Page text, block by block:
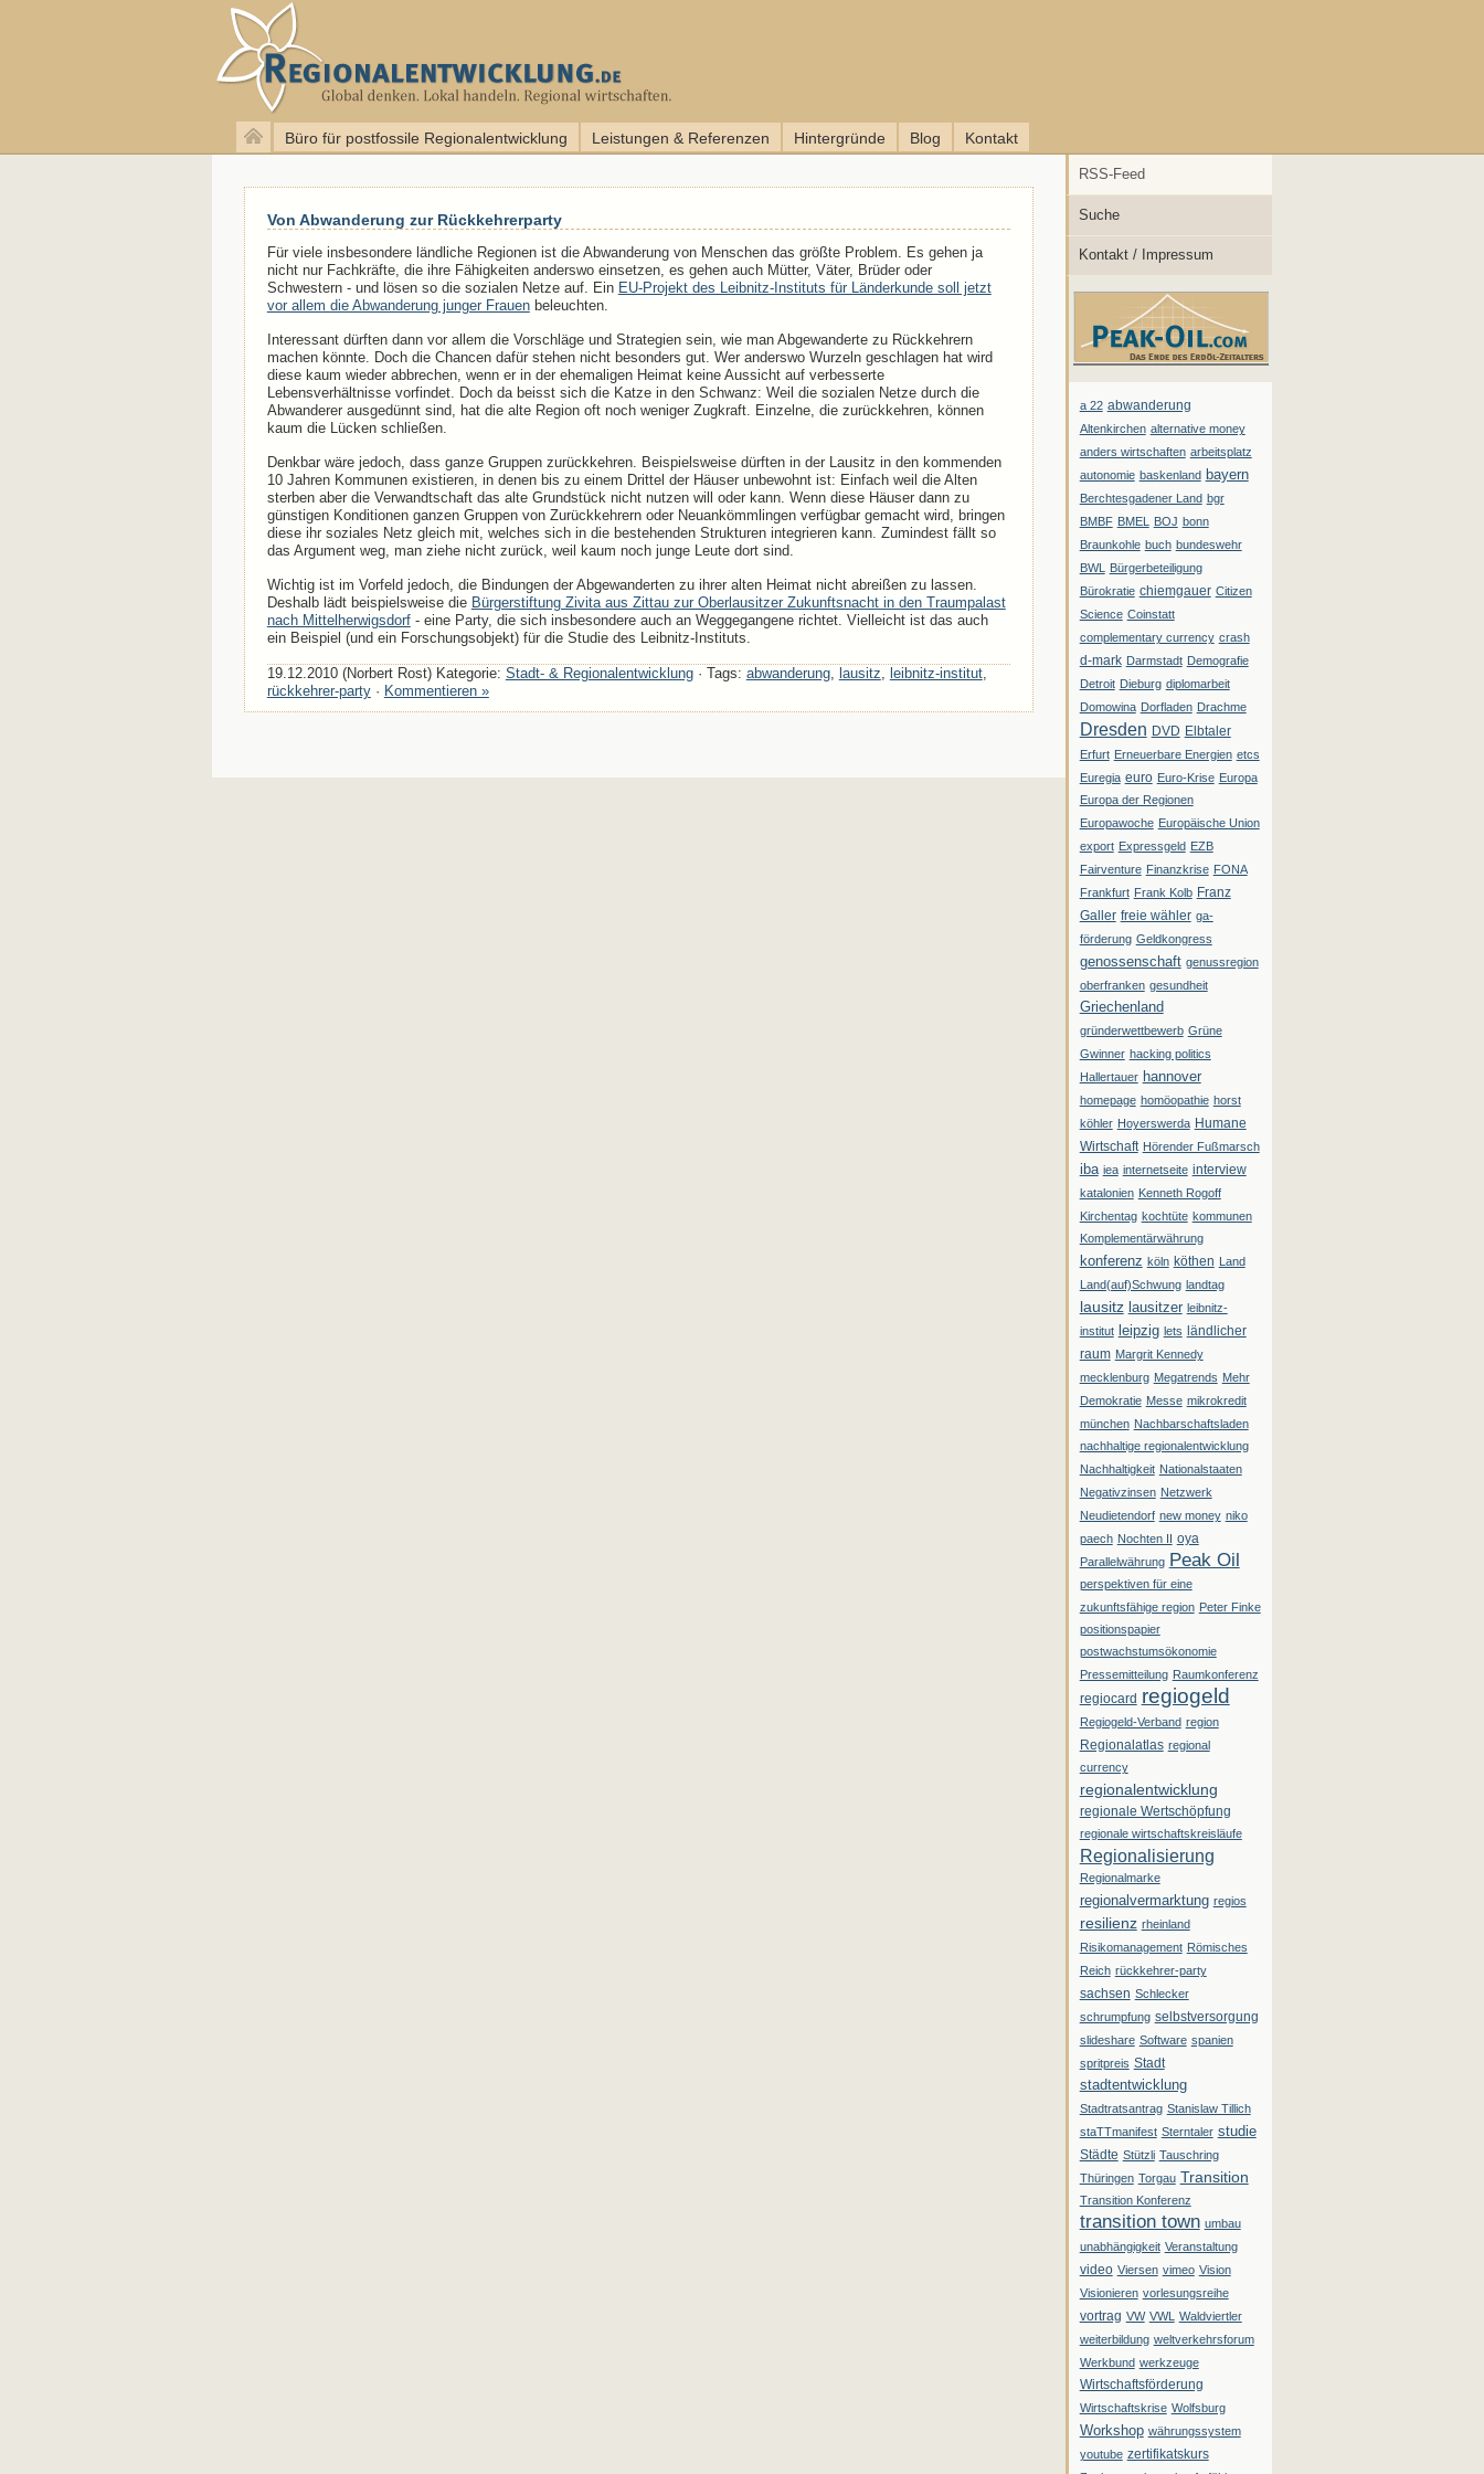
Büro für postfossile Regionalentwicklung Leistungen & Referenzen Hintergründe Blog Kontakt
RSS-Feed
Suche
Kontakt / Impressum
a 22 abwanderung
Altenkirchen alternative money
anders wirtschaften arbeitsplatz
autonomie baskenland bayern
Berchtesgadener Land bgr
BMBF BMEL BOJ bonn
Braunkohle buch bundeswehr
BWL Bürgerbeteiligung
Bürokratie chiemgauer Citizen
Science Coinstatt
complementary currency crash
d-mark Darmstadt Demografie
Detroit Dieburg diplomarbeit
Domowina Dorfladen Drachme
Dresden DVD Elbtaler
Erfurt Erneuerbare Energien etcs
Euregia euro Euro-Krise Europa
Europa der Regionen
Europawoche Europäische Union
export Expressgeld EZB
Fairventure Finanzkrise FONA
Frankfurt Frank Kolb Franz
Galler freie wähler ga-
förderung Geldkongress
genossenschaft genussregion
oberfranken gesundheit
Griechenland
gründerwettbewerb Grüne
Gwinner hacking politics
Hallertauer hannover
homepage homöopathie horst
köhler Hoyerswerda Humane
Wirtschaft Hörender Fußmarsch
iba iea internetseite interview
katalonien Kenneth Rogoff
Kirchentag kochtüte kommunen
Komplementärwährung
konferenz köln köthen Land
Land(auf)Schwung landtag
lausitz lausitzer leibnitz-
institut
leipzig lets
ländlicher
raum Margrit Kennedy
mecklenburg Megatrends Mehr
Demokratie Messe mikrokredit
münchen Nachbarschaftsladen
nachhaltige regionalentwicklung
Nachhaltigkeit Nationalstaaten
Negativzinsen Netzwerk
Neudietendorf new money niko
paech Nochten II oya
Parallelwährung Peak Oil
perspektiven für eine
zukunftsfähige region Peter Finke
positionspapier
postwachstumsökonomie
Pressemitteilung Raumkonferenz
regiocard regiogeld
Regiogeld-Verband region
Regionalatlas regional
currency
regionalentwicklung
regionale Wertschöpfung
regionale wirtschaftskreisläufe
Regionalisierung
Regionalmarke
regionalvermarktung regios
resilienz rheinland
Risikomanagement Römisches
Reich rückkehrer-party
sachsen Schlecker
schrumpfung selbstversorgung
slideshare Software spanien
spritpreis Stadt
stadtentwicklung
Stadtratsantrag Stanislaw Tillich
staTTmanifest Sterntaler studie
Städte Stützli Tauschring
Thüringen Torgau Transition
Transition Konferenz
transition town umbau
unabhängigkeit Veranstaltung
video Viersen vimeo Vision
Visionieren vorlesungsreihe
vortrag VW VWL Waldviertler
weiterbildung weltverkehrsforum
Werkbund werkzeuge
Wirtschaftsförderung
Wirtschaftskrise Wolfsburg
Workshop währungssystem
youtube zertifikatskurs
Von Abwanderung zur Rückkehrerparty
Für viele insbesondere ländliche Regionen ist die Abwanderung von Menschen das größte Problem. Es gehen ja
nicht nur Fachkräfte, die ihre Fähigkeiten anderswo einsetzen, es gehen auch Mütter, Väter, Brüder oder
Schwestern - und lösen so die sozialen Netze auf. Ein EU-Projekt des Leibnitz-Instituts für Länderkunde soll jetzt
vor allem die Abwanderung junger Frauenbeleuchten.
Interessant dürften dann vor allem die Vorschläge und Strategien sein, wie man Abgewanderte zu Rückkehrern
machen könnte. Doch die Chancen dafür stehen nicht besonders gut. Wer anderswo Wurzeln geschlagen hat wird
diese kaum wieder abbrechen, wenn er in der ehemaligen Heimat keine Aussicht auf verbesserte
Lebensverhältnisse vorfindet. Doch da beisst sich die Katze in den Schwanz: Weil die sozialen Netze durch die
Abwanderer ausgedünnt sind, hat die alte Region oft noch weniger Zugkraft. Einzelne, die zurückkehren, können
kaum die Lücken schließen.
Denkbar wäre jedoch, dass ganze Gruppen zurückkehren. Beispielsweise dürften in der Lausitz in den kommenden
10 Jahren Kommunen existieren, in denen bis zu einem Drittel der Häuser unbewohnt ist: Einfach weil die Alten
sterben aber die Verwandtschaft das alte Grundstück nicht nutzen will oder kann. Wenn diese Häuser dann zu
günstigen Konditionen ganzen Gruppen von Zurückkehrern oder Neuankömmlingen verfügbar gemacht wird, bringen
diese ihr soziales Netz gleich mit, welches sich in die bestehenden Strukturen integrieren kann. Zumindest fällt so
das Argument weg, man ziehe nicht zurück, weil kaum noch junge Leute dort sind.
Wichtig ist im Vorfeld jedoch, die Bindungen der Abgewanderten zu ihrer alten Heimat nicht abreißen zu lassen.
Deshalb lädt beispielsweise die Bürgerstiftung Zivita aus Zittau zur Oberlausitzer Zukunftsnacht in den Traumpalast
nach Mittelherwigsdorf- eine Party, die sich insbesondere auch an Weggegangene richtet. Vielleicht ist das auch
ein Beispiel (und ein Forschungsobjekt) für die Studie des Leibnitz-Instituts.
19.12.2010 (Norbert Rost) Kategorie: Stadt- & Regionalentwicklung· Tags: abwanderung, lausitz, leibnitz-institut,
rückkehrer-party· Kommentieren »